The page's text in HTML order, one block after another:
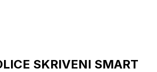
SKRIVENI SMART